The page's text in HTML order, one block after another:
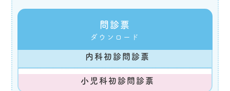
問診票
ダウンロード
内科初診問診票
小児科初診問診票